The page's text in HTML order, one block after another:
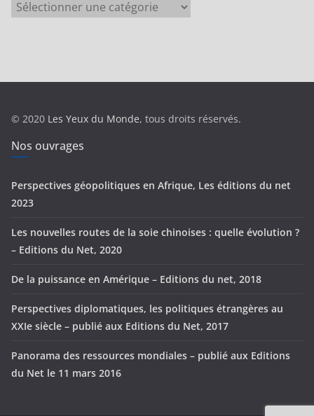
a
e
s
© 2020 Les Yeux du Monde, tous droits réservés.
Nos ouvrages
Perspectives géopolitiques en Afrique, Les éditions du net
2023
Les nouvelles routes de la soie chinoises : quelle évolution ?
– Editions du Net, 2020
De la puissance en Amérique – Editions du net, 2018
Perspectives diplomatiques, les politiques étrangères au
XXIe siècle – publié aux Editions du Net, 2017
Panorama des ressources mondiales – publié aux Editions
du Net le 11 mars 2016